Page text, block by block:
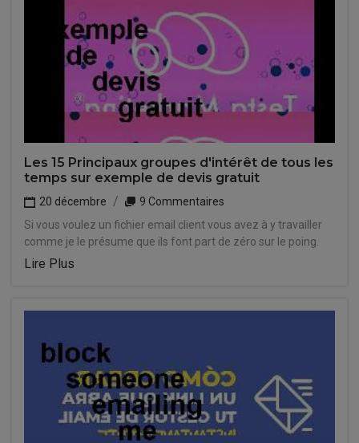
Les 15 Principaux groupes d'intérêt de tous les
temps sur exemple de devis gratuit
20 décembre
9 Commentaires
Si vous voulez un fichier email client vous avez à y travailler
comme je le présume que ils font part de zéro sur le poing.
Lire Plus